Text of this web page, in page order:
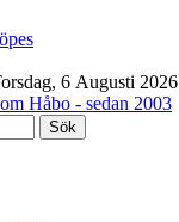
6 Αugusti 2026
Sök